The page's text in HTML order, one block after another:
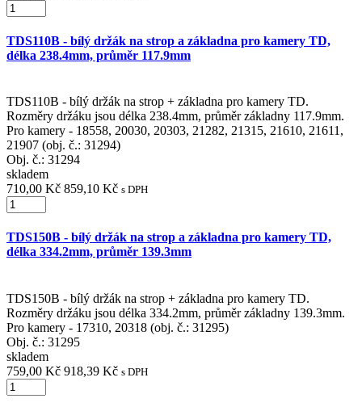
TDS110B - bílý držák na strop a základna pro kamery TD,
délka 238.4mm, průměr 117.9mm
TDS110B - bílý držák na strop + základna pro kamery TD.
Rozměry držáku jsou délka 238.4mm, průměr základny 117.9mm.
Pro kamery - 18558, 20030, 20303, 21282, 21315, 21610, 21611,
21907 (obj. č.: 31294)
Obj. č.: 31294
skladem
710,00 Kč 859,10 Kč s DPH
TDS150B - bílý držák na strop a základna pro kamery TD,
délka 334.2mm, průměr 139.3mm
TDS150B - bílý držák na strop + základna pro kamery TD.
Rozměry držáku jsou délka 334.2mm, průměr základny 139.3mm.
Pro kamery - 17310, 20318 (obj. č.: 31295)
Obj. č.: 31295
skladem
759,00 Kč 918,39 Kč s DPH